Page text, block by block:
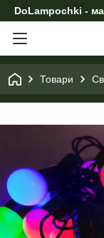
DoLampochki -
Товари